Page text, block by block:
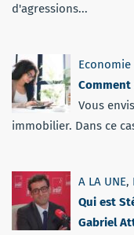
d'agressions...
Economie
Comment
Vous
immobilier. Dans ce
A LA UNE,
Qui est
Gabriel